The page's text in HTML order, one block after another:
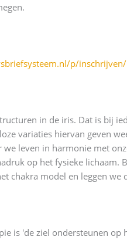
p/
in de iris. Dat is bij
variaties hiervan geven
leven in harmonie met
op het fysieke
chakra model en leggen we
is 'de ziel ondersteunen